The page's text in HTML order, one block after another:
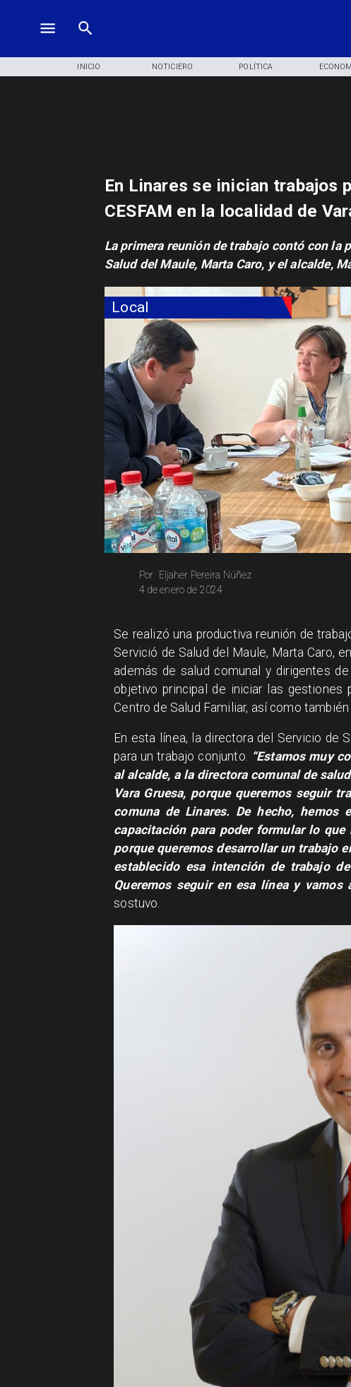
INICIO NOTICIERO POLÍTICA
Local
Eljaher Pereira Núñez
Por
4 de enero de 2024
En Linares se inician trabajos
CESFAM en la localidad de
​La primera reunión de trabajo contó con la
Salud del Maule, Marta Caro, y el alcalde,
Se realizó una productiva reunión de
Servició de Salud del Maule, Marta Caro,
además de salud comunal y dirigentes
objetivo principal de iniciar las
Centro de Salud Familiar, así como
​En esta línea, la directora del Servicio de
para un trabajo conjunto. “Estamos muy
al alcalde, a la directora comunal de
Vara Gruesa, porque queremos seguir
comuna de Linares. De hecho,
capacitación para poder formular lo
porque queremos desarrollar un trabajo
establecido esa intención de trabajo
Queremos seguir en esa línea y
sostuvo.